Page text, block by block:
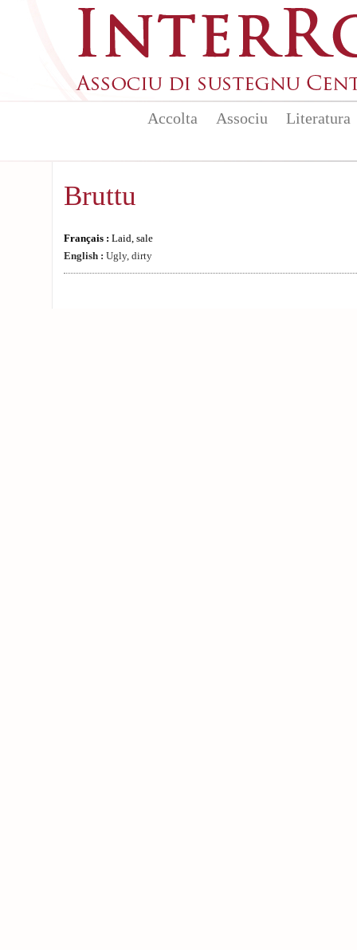
Accolta Associu Literatura
Bruttu
Français : Laid, sale
English : Ugly, dirty